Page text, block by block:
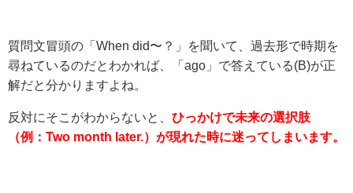
質問文冒頭の「When did〜？」を聞いて、過去形で時期を
尋ねているのだとわかれば、「ago」で答えている(B)が正
解だと分かりますよね。
反対にそこがわからないと、 ひっかけで未来の選択肢
（例：Two month later.）が現れた時に迷ってしまいます。